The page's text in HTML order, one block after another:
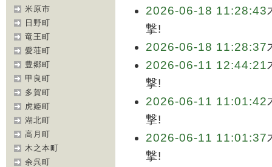
米原市
日野町
竜王町
愛荘町
豊郷町
甲良町
多賀町
虎姫町
湖北町
高月町
木之本町
余呉町
2026-06-18 11:28:43
撃!
2026-06-18 11:28:37
2026-06-11 12:44:21
撃!
2026-06-11 11:01:42
撃!
2026-06-11 11:01:37
撃!